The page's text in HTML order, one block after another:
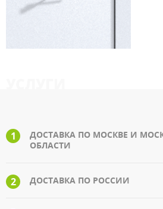
1
ДОСТАВКА ПО МОСКВЕ И
ОБЛАСТИ
2 ДОСТАВКА ПО РОССИИ